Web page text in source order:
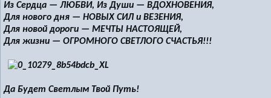
Из Сердца — ЛЮБВИ, Из Души — ВДОХНОВЕНИЯ,
Для нового дня — НОВЫХ СИЛ и ВЕЗЕНИЯ,
Для новой дороги — МЕЧТЫ НАСТОЯЩЕЙ,
Для жизни — ОГРОМНОГО СВЕТЛОГО СЧАСТЬЯ!!!
Да Будет Светлым Твой Путь!